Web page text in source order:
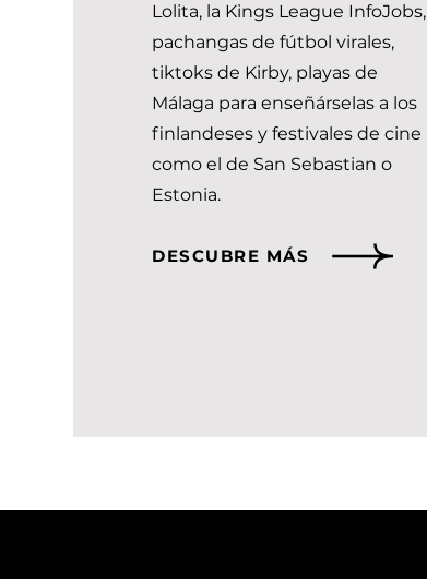
Lolita, la Kings League InfoJobs,
pachangas de fútbol virales,
tiktoks de Kirby, playas de
Málaga para enseñárselas a los
finlandeses y festivales de cine
como el de San Sebastian o
Estonia.
DESCUBRE MÁS